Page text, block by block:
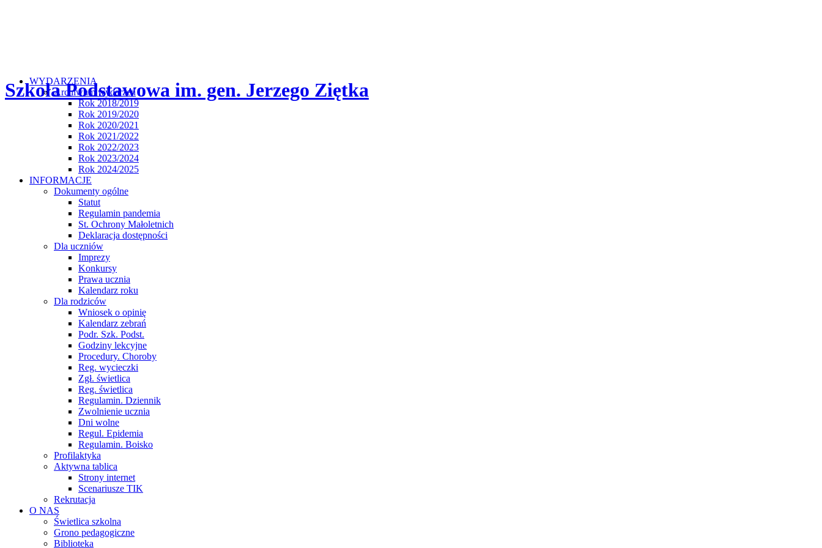
Szkoła Podstawowa im. gen. Jerzego Ziętka
WYDARZENIA
Archiwum wydarzeń
Rok 2018/2019
Rok 2019/2020
Rok 2020/2021
Rok 2021/2022
Rok 2022/2023
Rok 2023/2024
Rok 2024/2025
INFORMACJE
Dokumenty ogólne
Statut
Regulamin pandemia
St. Ochrony Małoletnich
Deklaracja dostępności
Dla uczniów
Imprezy
Konkursy
Prawa ucznia
Kalendarz roku
Dla rodziców
Wniosek o opinię
Kalendarz zebrań
Podr. Szk. Podst.
Godziny lekcyjne
Procedury. Choroby
Reg. wycieczki
Zgł. świetlica
Reg. świetlica
Regulamin. Dziennik
Zwolnienie ucznia
Dni wolne
Regul. Epidemia
Regulamin. Boisko
Profilaktyka
Aktywna tablica
Strony internet
Scenariusze TIK
Rekrutacja
O NAS
Świetlica szkolna
Grono pedagogiczne
Biblioteka